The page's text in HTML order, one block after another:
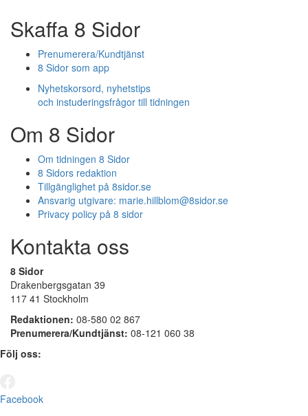
Skaffa 8 Sidor
Prenumerera/Kundtjänst
8 Sidor som app
Nyhetskorsord, nyhetstips
och instuderingsfrågor till tidningen
Om 8 Sidor
Om tidningen 8 Sidor
8 Sidors redaktion
Tillgänglighet på 8sidor.se
Ansvarig utgivare: marie.hillblom@8sidor.se
Privacy policy på 8 sidor
Kontakta oss
8 Sidor
Drakenbergsgatan 39
117 41 Stockholm
Redaktionen: 08-580 02 867
Prenumerera/Kundtjänst: 08-121 060 38
Följ oss:
Facebook